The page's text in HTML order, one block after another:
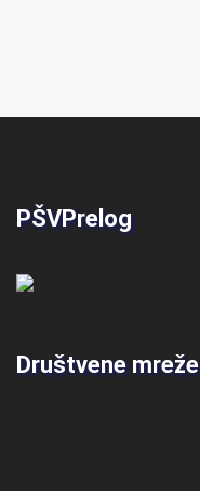
PŠVPrelog
Društvene mreže